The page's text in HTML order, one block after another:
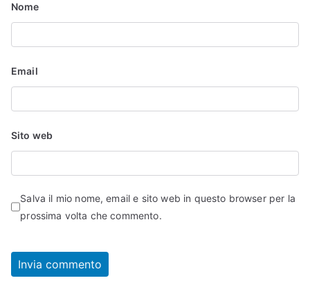
Nome
Email
Sito web
Salva il mio nome, email e sito web in questo browser per la
prossima volta che commento.